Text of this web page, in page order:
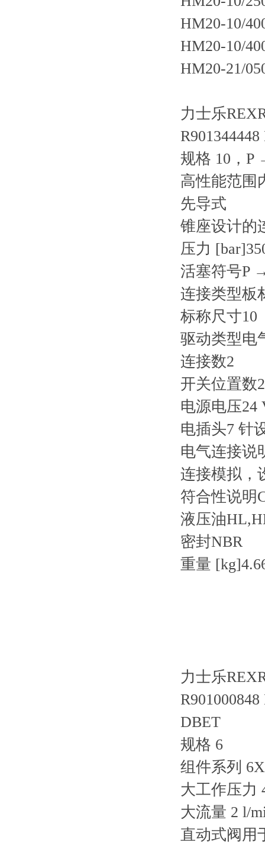
HM20-10/
HM20-10/
HM20-21/
力士乐
规格 10，P
高性能范围
先导式
锥座设计的
压力
活塞符号P
连接类型板
标称尺寸10
驱动类型电
连接数2
开关位置数2
电源电压24
电插头7 针
电气连接说
连接模拟，
符合性说明
液压油
密封NBR
重量
力士乐
DBET
规格 6
组件系列 6X
大工作压力
大流量 2 l/
直动式阀用